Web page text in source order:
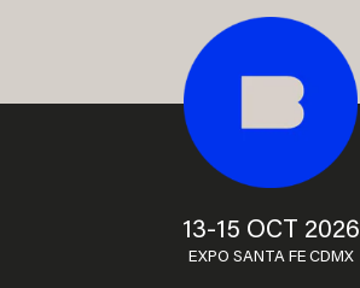
13-15 OCT 2026
EXPO SANTA FE CDMX